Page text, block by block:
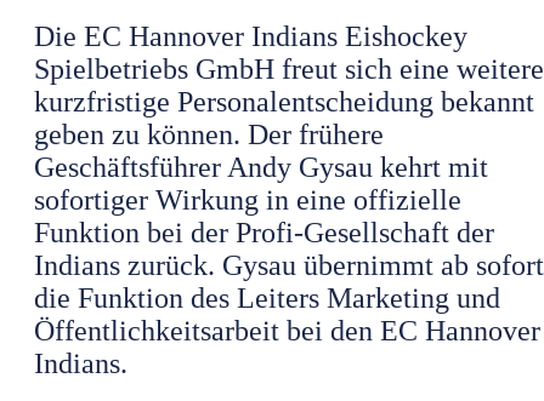
Die EC Hannover Indians Eishockey
Spielbetriebs GmbH freut sich eine weitere
kurzfristige Personalentscheidung bekannt
geben zu können. Der frühere
Geschäftsführer Andy Gysau kehrt mit
sofortiger Wirkung in eine offizielle
Funktion bei der Profi-Gesellschaft der
Indians zurück. Gysau übernimmt ab sofort
die Funktion des Leiters Marketing und
Öffentlichkeitsarbeit bei den EC Hannover
Indians.